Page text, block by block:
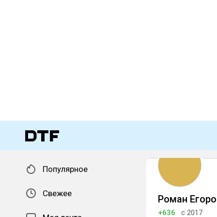
Популярное
Свежее Роман
+636 с 2017